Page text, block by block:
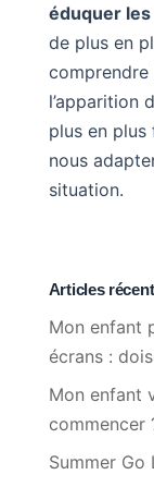
éduquer
de plus en
comprendre
l’apparition
plus en plus
nous
situation.
Articles
Mon enfant
écrans :
Mon enfant
commencer
Summer Go